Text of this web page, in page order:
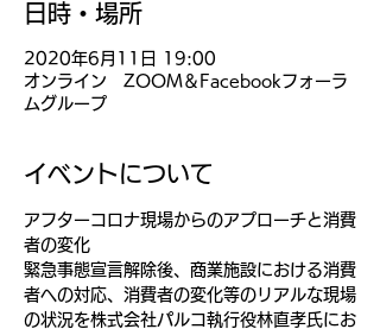
日時・場所
2020年6月11日 19:00
オンライン ZOOM＆Facebookフォーラ
ムグループ
イベントについて
アフターコロナ現場からのアプローチと消費
者の変化
緊急事態宣言解除後、商業施設における消費
者への対応、消費者の変化等のリアルな現場
の状況を株式会社パルコ執行役林直孝氏にお